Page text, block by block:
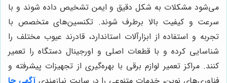
می‌شود مشکلات به شکل دقیق و ایمن تشخیص داده شوند و با
سرعت و کیفیت بالا برطرف شوند. تکنسین‌های متخصص با
تجربه و استفاده از ابزارآلات استاندارد، قادرند عیوب مختلف را
شناسایی کرده و با قطعات اصلی و اورجینال دستگاه را تعمیر
کنند. مراکز تعمیر لوازم برقی با بهره‌گیری از تجهیزات پیشرفته و